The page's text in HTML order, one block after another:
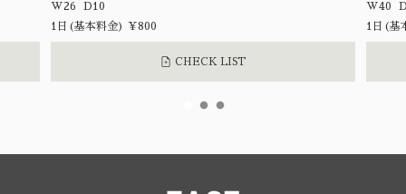
W26 D10
1日(基本料金) ¥800
CHECK LIST
1日(基